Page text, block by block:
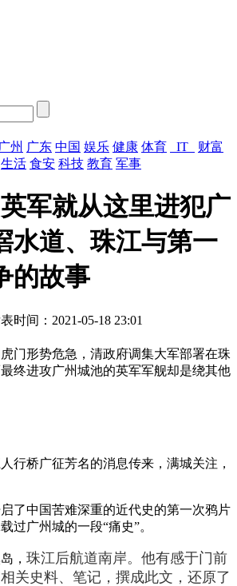
广州 广东 中国 娱乐 健康 体育 IT
财富
生活 食安 科技 教育 军事
军就从这里进犯广
道、珠江与第一
的故事
时间：2021-05-18 23:01
门形势危急，清政府调集大军部署在珠
终进攻广州城池的英军军舰却是绕其他
行桥广征芳名的消息传来，满城关注，
了中国苦难深重的近代史的第一次鸦片
过广州城的一段“痛史”。
， 珠江后航道南岸。他有感于门前
关史料、笔记，撰成此文，还原了